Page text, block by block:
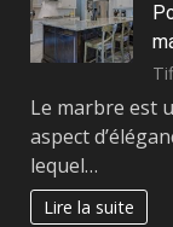
Le marbre est
aspect
lequel…
Lire la suite